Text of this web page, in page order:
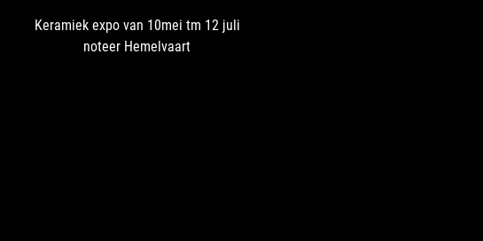
Keramiek expo van 10mei tm 12 juli
noteer Hemelvaart